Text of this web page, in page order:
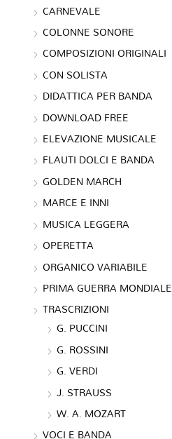
CARNEVALE
COLONNE SONORE
COMPOSIZIONI ORIGINALI
CON SOLISTA
DIDATTICA PER BANDA
DOWNLOAD FREE
ELEVAZIONE MUSICALE
FLAUTI DOLCI E BANDA
GOLDEN MARCH
MARCE E INNI
MUSICA LEGGERA
OPERETTA
ORGANICO VARIABILE
PRIMA GUERRA MONDIALE
TRASCRIZIONI
G. PUCCINI
G. ROSSINI
G. VERDI
J. STRAUSS
W. A. MOZART
VOCI E BANDA